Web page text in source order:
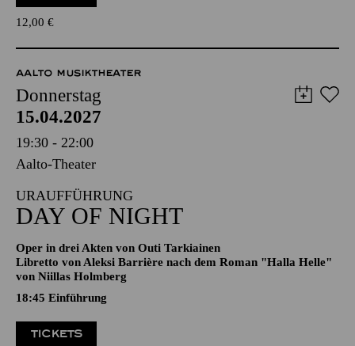
Für Babys bis 1 Jahr
12,00€
AALTO MUSIKTHEATER
Donnerstag
15.04.2027
19:30 - 22:00
Aalto-Theater
URAUFFÜHRUNG
DAY OF NIGHT
Oper in drei Akten von Outi Tarkiainen
von Niillas Holmberg